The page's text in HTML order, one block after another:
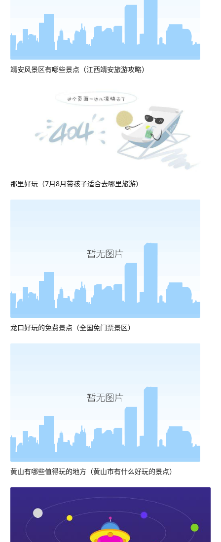
靖安风景区有哪些景点（江西靖安旅游攻略）
那里好玩（7月8月带孩子适合去哪里旅游）
龙口好玩的免费景点（全国免门票景区）
黄山有哪些值得玩的地方（黄山市有什么好玩的景点）